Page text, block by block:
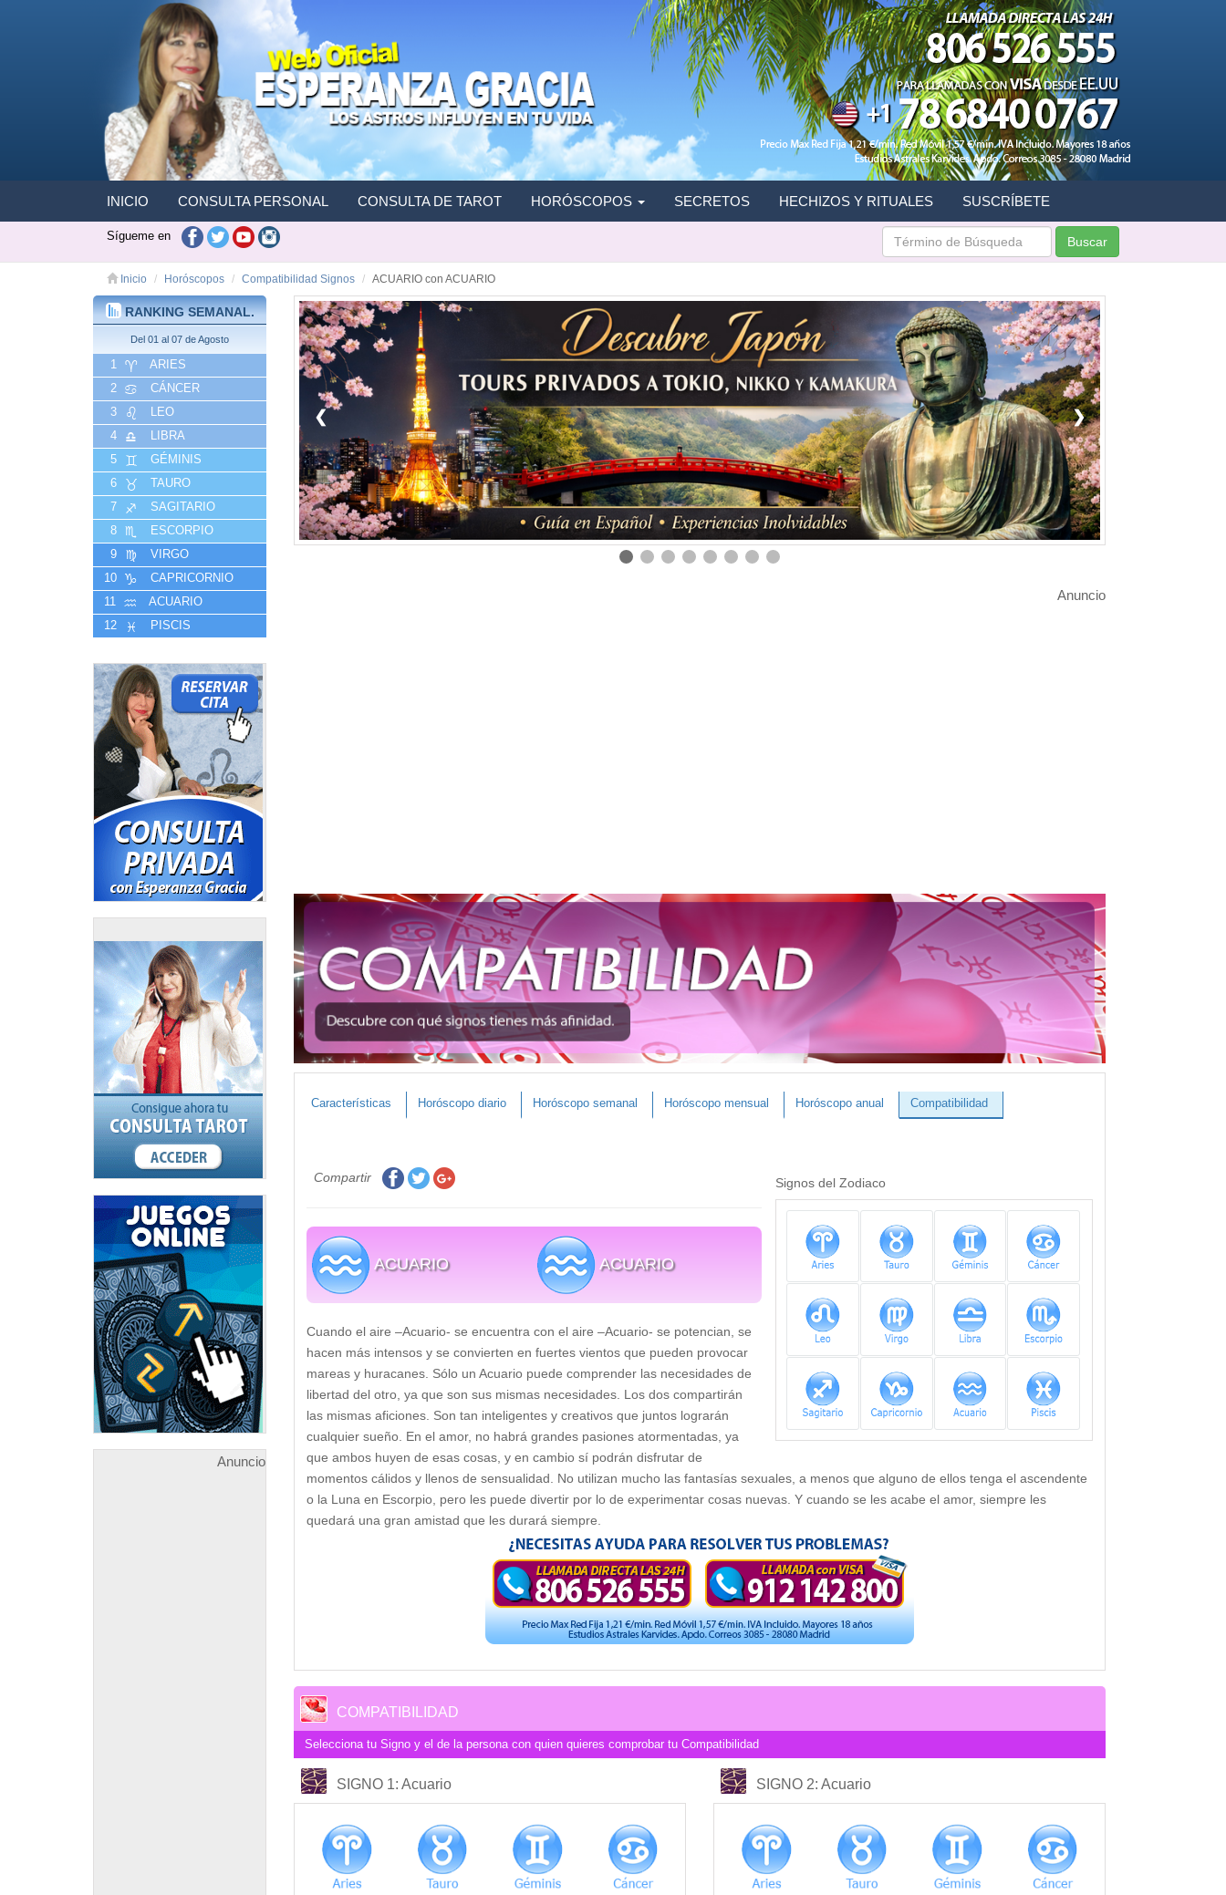
INICIO CONSULTA PERSONAL CONSULTA DE TAROT HORÓSCOPOS SECRETOS HECHIZOS Y RITUALES SUSCRÍBETE
Sígueme en Buscar
Inicio Horóscopos Compatibilidad Signos ACUARIO con ACUARIO
RANKING SEMANAL.
Del 01 al 07 de Agosto
1
ARIES
2
CÁNCER
3
LEO
4
LIBRA
5
GÉMINIS
6
TAURO
7
SAGITARIO
8
ESCORPIO
9
VIRGO
10
CAPRICORNIO
11
ACUARIO
12
PISCIS
Anuncio
❮ ❯
Anuncio
Características Horóscopo diario Horóscopo semanal Horóscopo mensual Horóscopo anual Compatibilidad
Signos del Zodiaco
Compartir
ACUARIO ACUARIO
Cuando el aire –Acuario- se encuentra con el aire –Acuario- se potencian, se
hacen más intensos y se convierten en fuertes vientos que pueden provocar
mareas y huracanes. Sólo un Acuario puede comprender las necesidades de
libertad del otro, ya que son sus mismas necesidades. Los dos compartirán
las mismas aficiones. Son tan inteligentes y creativos que juntos lograrán
cualquier sueño. En el amor, no habrá grandes pasiones atormentadas, ya
que ambos huyen de esas cosas, y en cambio sí podrán disfrutar de
momentos cálidos y llenos de sensualidad. No utilizan mucho las fantasías sexuales, a menos que alguno de ellos tenga el ascendente
o la Luna en Escorpio, pero les puede divertir por lo de experimentar cosas nuevas. Y cuando se les acabe el amor, siempre les
quedará una gran amistad que les durará siempre.
COMPATIBILIDAD
Selecciona tu Signo y el de la persona con quien quieres comprobar tu Compatibilidad
SIGNO 1: Acuario SIGNO 2: Acuario